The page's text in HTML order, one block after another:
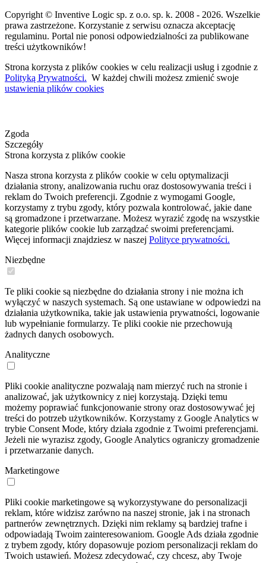
Copyright © Inventive Logic sp. z o.o. sp. k. 2008 - 2026. Wszelkie
prawa zastrzeżone. Korzystanie z serwisu oznacza akceptację
regulaminu. Portal nie ponosi odpowiedzialności za publikowane
treści użytkowników!
Strona korzysta z plików cookies w celu realizacji usług i zgodnie z
Polityką Prywatności. W każdej chwili możesz zmienić swoje
ustawienia plików cookies
Zgoda
Szczegóły
Strona korzysta z plików cookie
Nasza strona korzysta z plików cookie w celu optymalizacji
działania strony, analizowania ruchu oraz dostosowywania treści i
reklam do Twoich preferencji. Zgodnie z wymogami Google,
korzystamy z trybu zgody, który pozwala kontrolować, jakie dane
są gromadzone i przetwarzane. Możesz wyrazić zgodę na wszystkie
kategorie plików cookie lub zarządzać swoimi preferencjami.
Więcej informacji znajdziesz w naszej Polityce prywatności.
Niezbędne
Te pliki cookie są niezbędne do działania strony i nie można ich
wyłączyć w naszych systemach. Są one ustawiane w odpowiedzi na
działania użytkownika, takie jak ustawienia prywatności, logowanie
lub wypełnianie formularzy. Te pliki cookie nie przechowują
żadnych danych osobowych.
Analityczne
Pliki cookie analityczne pozwalają nam mierzyć ruch na stronie i
analizować, jak użytkownicy z niej korzystają. Dzięki temu
możemy poprawiać funkcjonowanie strony oraz dostosowywać jej
treści do potrzeb użytkowników. Korzystamy z Google Analytics w
trybie Consent Mode, który działa zgodnie z Twoimi preferencjami.
Jeżeli nie wyrazisz zgody, Google Analytics ograniczy gromadzenie
i przetwarzanie danych.
Marketingowe
Pliki cookie marketingowe są wykorzystywane do personalizacji
reklam, które widzisz zarówno na naszej stronie, jak i na stronach
partnerów zewnętrznych. Dzięki nim reklamy są bardziej trafne i
odpowiadają Twoim zainteresowaniom. Google Ads działa zgodnie
z trybem zgody, który dopasowuje poziom personalizacji reklam do
Twoich ustawień. Możesz zdecydować, czy chcesz, aby Twoje